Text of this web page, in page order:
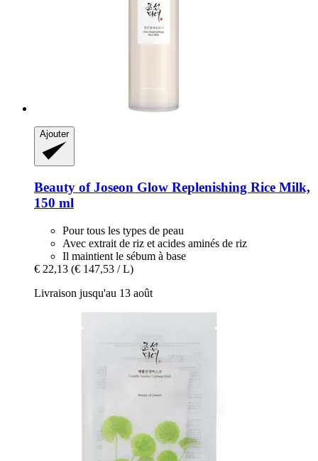
Ajouter
Beauty of Joseon Glow Replenishing Rice Milk,
150 ml
Pour tous les types de peau
Avec extrait de riz et acides aminés de riz
Il maintient le sébum à base
€ 22,13 (€ 147,53 / L)
Livraison jusqu'au 13 août